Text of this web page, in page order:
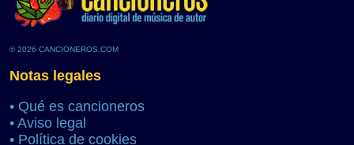
© 2026 CANCIONEROS.COM
Notas legales
• Qué es cancioneros
• Aviso legal
• Política de cookies